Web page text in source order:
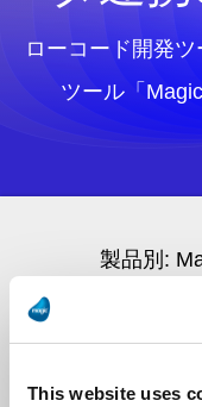
This website uses
ローコード開発
ツール「